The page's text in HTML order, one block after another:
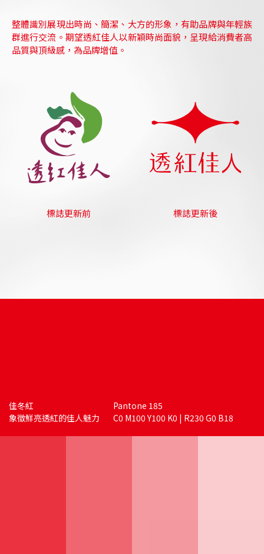
整體識別展現出時尚、簡潔、大方的形象，有助品牌與年輕族
群進行交流。期望透紅佳人以新穎時尚面貌，呈現給消費者高
品質與頂級感，為品牌增值。
標誌更新前 標誌更新後
佳冬紅
象徵鮮亮透紅的佳人魅力
Pantone 185
C0 M100 Y100 K0 | R230 G0 B18